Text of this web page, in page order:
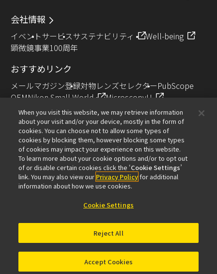
会社情報
イベントサービスサステナビリティ
Well-being
顕微鏡事業100周年
おすすめリンク
メールマガジン登録対物レンズセレクターPubScope
OEMNikon Small World
MicroscopyU
NIKON JOICO AWARD
その他のニコン製品
カメラ・双眼鏡関連製品（ニコンイメージング）
インダストリー製品（インダストリアルソリューション
ズ事業）
半導体露光装置（半導体装置事業）
個人情報保護について
ソフトウェア脆弱性に関する情報
利用規程
© 2026 Nikon Solutions Co., Ltd.
When you visit this website, we may retrieve information
about your visit and/or your device, mostly in the form of
cookies. You can choose not to allow some types of
cookies by blocking them, however blocking some types
of cookies may impact your experience on this website.
To learn more about your cookie options and/or to opt out
of or disable certain cookies click the ‘Cookie Settings’
link. You may also view our Privacy Policyfor additional
information about how we use cookies.
Cookie Settings
Reject All
Accept Cookies